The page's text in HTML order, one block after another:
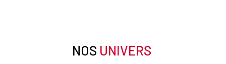
NOS UNIVERS